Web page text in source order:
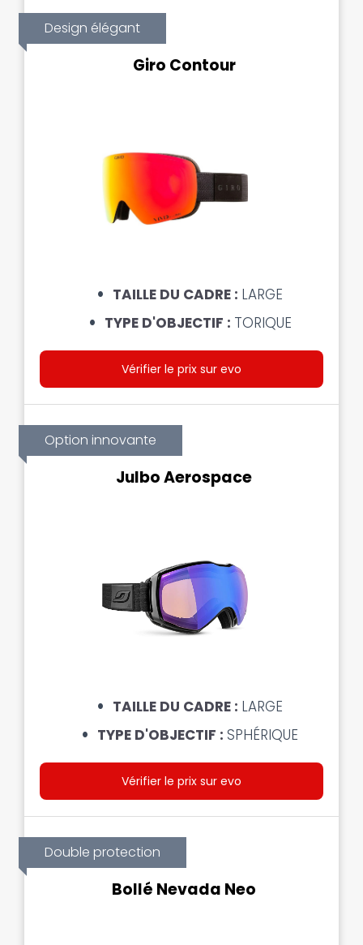
Design élégant
Giro Contour
TAILLE DU CADRE : LARGE
TYPE D'OBJECTIF : TORIQUE
Vérifier le prix sur evo
Option innovante
Julbo Aerospace
TAILLE DU CADRE : LARGE
TYPE D'OBJECTIF : SPHÉRIQUE
Vérifier le prix sur evo
Double protection
Bollé Nevada Neo